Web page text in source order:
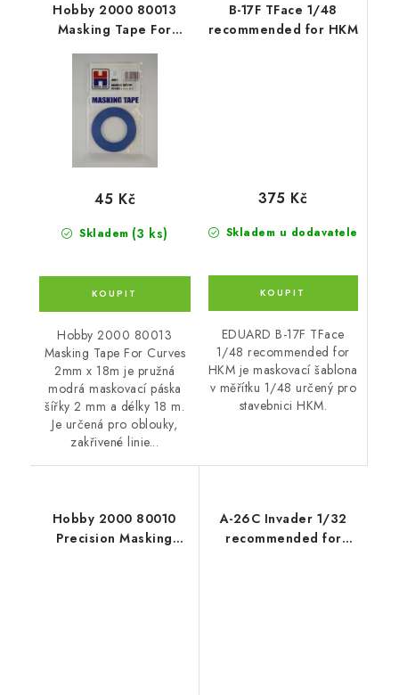
Hobby 2000 80013
Masking Tape For
Curves 2mm x 18m
Skladem (3 ks)
45 Kč
Hobby 2000 80013
Masking Tape For Curves
2mm x 18m je pružná
modrá maskovací páska
šířky 2 mm a délky 18 m.
Je určená pro oblouky,
zakřivené linie...
B-17F TFace 1/48
recommended for HKM
Skladem u dodavatele
375 Kč
EDUARD B-17F TFace
1/48 recommended for
HKM je maskovací šablona
v měřítku 1/48 určený pro
stavebnici HKM.
Hobby 2000 80010
Precision Masking
A-26C Invader 1/32
recommended for